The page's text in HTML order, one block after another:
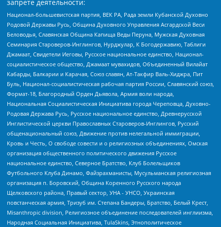
запрете деятельности:
Национал-большевистская партия, ВЕК РА, Рада земли Кубанской Духовно
Родовой Державы Русь, Община Духовного Управления Асгардской Веси
Беловодья, Славянская Община Капища Веды Перуна, Мужская Духовная
Семинария Староверов-Инглингов, Нурджулар, К Богодержавию, Таблиги
Джамаат, Свидетели Иеговы, Русское национальное единство, Национал-
социалистическое общество, Джамаат мувахидов, Объединенный Вилайат
Кабарды, Балкарии и Карачая, Союз славян, Ат-Такфир Валь-Хиджра, Пит
Буль, Национал-социалистическая рабочая партия России, Славянский союз,
Формат-18, Благородный Орден Дьявола, Армия воли народа,
Национальная Социалистическая Инициатива города Череповца, Духовно-
Родовая Держава Русь, Русское национальное единство, Древнерусской
Инглистической церкви Православных Староверов-Инглингов, Русский
общенациональный союз, Движение против нелегальной иммиграции,
Кровь и Честь, О свободе совести и о религиозных объединениях, Омская
организация общественного политического движения Русское
национальное единство, Северное Братство, Клуб Болельщиков
Футбольного Клуба Динамо, Файзрахманисты, Мусульманская религиозная
организация п. Боровский, Община Коренного Русского народа
Щелковского района, Правый сектор, УНА - УНСО, Украинская
повстанческая армия, Тризуб им. Степана Бандеры, Братство, Белый Крест,
Misanthropic division, Религиозное объединение последователей инглиизма,
Народная Социальная Инициатива, TulaSkins, Этнополитическое